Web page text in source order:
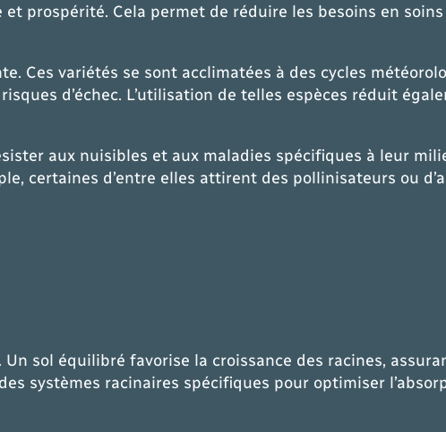
prospérité. Cela permet de réduire les besoins en soins
Ces variétés se sont acclimatées à des cycles
d’échec. L’utilisation de telles espèces réduit
aux nuisibles et aux maladies spécifiques à leur
certaines d’entre elles attirent des pollinisateurs ou
sol équilibré favorise la croissance des racines,
systèmes racinaires spécifiques pour optimiser